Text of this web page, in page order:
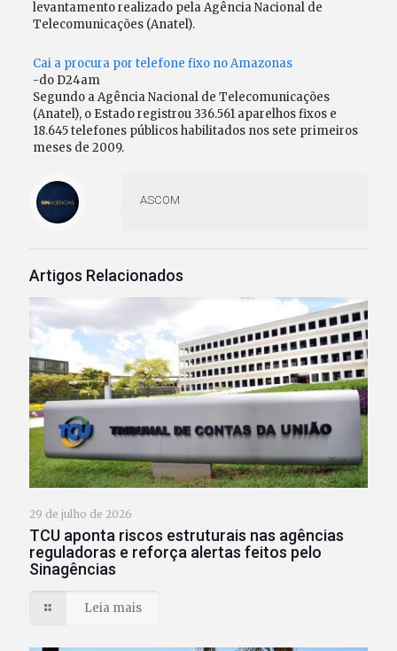
levantamento realizado pela Agência Nacional de
Telecomunicações (Anatel).
Cai a procura por telefone fixo no Amazonas
-do D24am
Segundo a Agência Nacional de Telecomunicações
(Anatel), o Estado registrou 336.561 aparelhos fixos e
18.645 telefones públicos habilitados nos sete primeiros
meses de 2009.
ASCOM
Artigos Relacionados
29 de julho de 2026
TCU aponta riscos estruturais nas agências
reguladoras e reforça alertas feitos pelo
Sinagências
Leia mais